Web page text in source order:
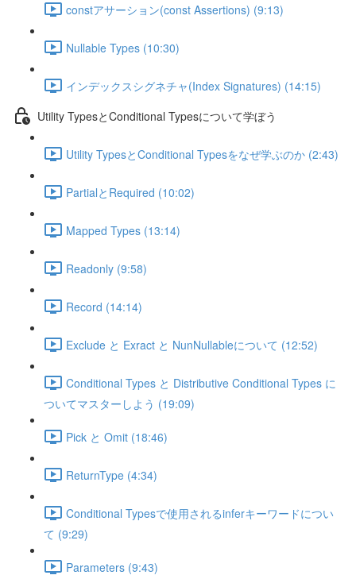
constアサーション(const Assertions) (9:13)
Nullable Types (10:30)
インデックスシグネチャ(Index Signatures) (14:15)
Utility TypesとConditional Typesについて学ぼう
Utility TypesとConditional Typesをなぜ学ぶのか (2:43)
PartialとRequired (10:02)
Mapped Types (13:14)
Readonly (9:58)
Record (14:14)
Exclude と Exract と NunNullableについて (12:52)
Conditional Types と Distributive Conditional Types に
ついてマスターしよう (19:09)
Pick と Omit (18:46)
ReturnType (4:34)
Conditional Typesで使用されるinferキーワードについ
て (9:29)
Parameters (9:43)